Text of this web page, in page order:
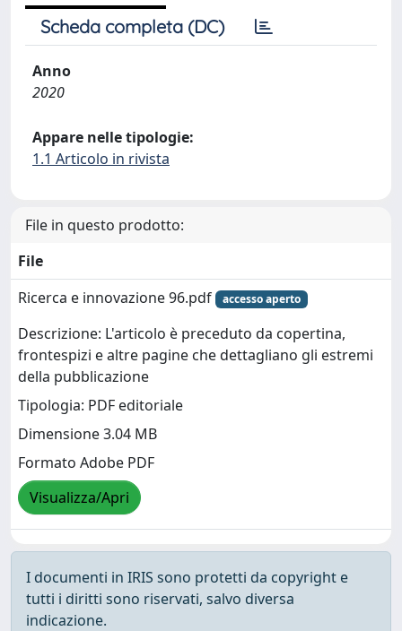
Scheda completa (DC)
Anno
2020
Appare nelle tipologie:
1.1 Articolo in rivista
File in questo prodotto:
File
Ricerca e innovazione 96.pdf
accesso aperto
Descrizione: L'articolo è preceduto da copertina,
frontespizi e altre pagine che dettagliano gli estremi
della pubblicazione
Tipologia: PDF editoriale
Dimensione 3.04 MB
Formato Adobe PDF
Visualizza/Apri
I documenti in IRIS sono protetti da copyright e
tutti i diritti sono riservati, salvo diversa
indicazione.